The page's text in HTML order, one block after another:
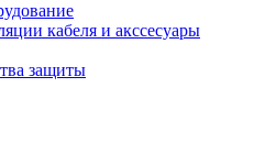
кабеля и акссесуары
защиты